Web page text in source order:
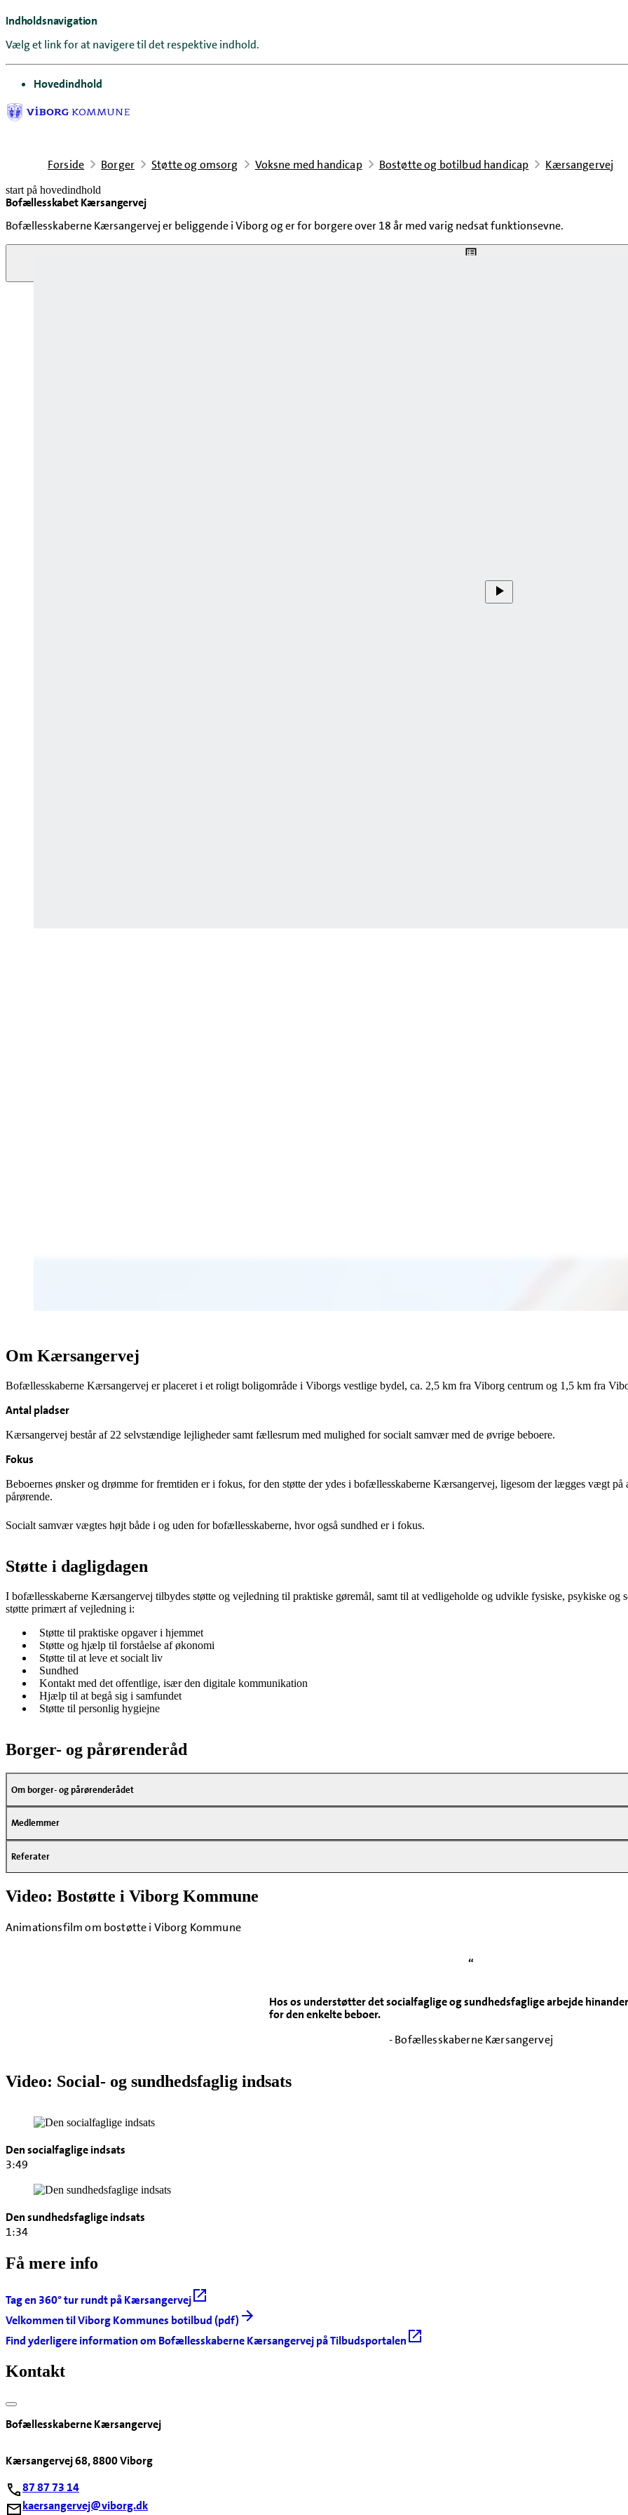
Indholdsnavigation
Vælg et link for at navigere til det respektive indhold.
gå til
Hovedindhold
Forside Borger Støtte og omsorg Voksne med handicap Bostøtte og botilbud handicap Kærsangervej
start på hovedindhold
Bofællesskabet Kærsangervej
Bofællesskaberne Kærsangervej er beliggende i Viborg og er for borgere over 18 år med varig nedsat funktionsevne.
senest opdateret 23. juni 2026
Om Kærsangervej
Bofællesskaberne Kærsangervej er placeret i et roligt boligområde i Viborgs vestlige bydel, ca. 2,5 km fra Viborg centrum og 1,5 km fra
Antal pladser
Kærsangervej består af 22 selvstændige lejligheder samt fællesrum med mulighed for socialt samvær med de øvrige beboere.
Fokus
Beboernes ønsker og drømme for fremtiden er i fokus, for den støtte der ydes i bofællesskaberne Kærsangervej, ligesom der lægges vægt på
pårørende.
Socialt samvær vægtes højt både i og uden for bofællesskaberne, hvor også sundhed er i fokus.
Støtte i dagligdagen
I bofællesskaberne Kærsangervej tilbydes støtte og vejledning til praktiske gøremål, samt til at vedligeholde og udvikle fysiske, psykiske og
støtte primært af vejledning i:
Støtte til praktiske opgaver i hjemmet
Støtte og hjælp til forståelse af økonomi
Støtte til at leve et socialt liv
Sundhed
Kontakt med det offentlige, især den digitale kommunikation
Hjælp til at begå sig i samfundet
Støtte til personlig hygiejne
Borger- og pårørenderåd
Om borger- og pårørenderådet
Medlemmer
Referater
Video: Bostøtte i Viborg Kommune
Animationsfilm om bostøtte i Viborg Kommune
“
Hos os understøtter det socialfaglige og sundhedsfaglige arbejde
for den enkelte beboer.
- Bofællesskaberne Kærsangervej
Video: Social- og sundhedsfaglig indsats
Den socialfaglige indsats
3:49
Den sundhedsfaglige indsats
1:34
Få mere info
Tag en 360° tur rundt på Kærsangervej
Velkommen til Viborg Kommunes botilbud (pdf)
Find yderligere information om Bofællesskaberne Kærsangervej på Tilbudsportalen
Kontakt
Bofællesskaberne Kærsangervej
Kærsangervej 68, 8800 Viborg
87 87 73 14
kaersangervej@viborg.dk